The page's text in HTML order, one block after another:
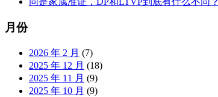
月份
2026 年 2 月 (7)
2025 年 12 月 (18)
2025 年 11 月 (9)
2025 年 10 月 (9)